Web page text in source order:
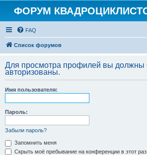
ФОРУМ
FAQ
Список форумов
Для просмотра профилей вы должны
авторизованы.
Имя пользователя:
Пароль:
Забыли пароль?
Запомнить меня
Скрыть моё пребывание на конференции в этот раз